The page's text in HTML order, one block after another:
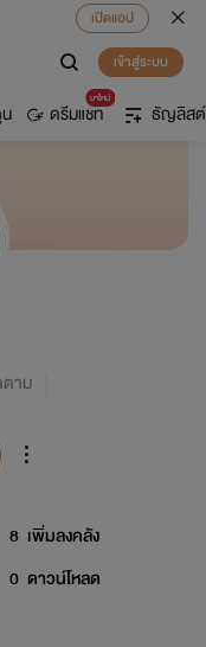
เปิดแอป
เข้าสู่ระบบ
มาใหม่
ดรีมแชท ธัญลิสต์
าม
8 เพิ่มลงคลัง
0 ดาวน์โหลด